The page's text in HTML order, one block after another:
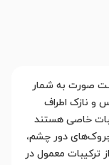
صورت به شمار
و نازک اطراف
خاصی هستند
دور چشم،
ترکیبات معمول در